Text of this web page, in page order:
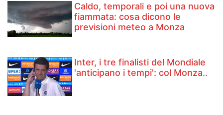
Caldo, temporali e poi una nuova
fiammata: cosa dicono le
previsioni meteo a Monza
Inter, i tre finalisti del Mondiale
'anticipano i tempi': col Monza..